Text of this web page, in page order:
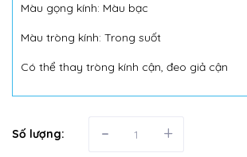
Màu gọng kính: Màu bạc
Màu tròng kính: Trong suốt
Có thể thay tròng kính cận, đeo giả cận
Số lượng: - +